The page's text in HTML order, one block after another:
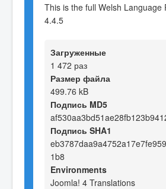
This is the full Welsh Language
4.4.5
Загруженные
1 472 раз
Размер файла
499.76 kB
Подпись MD5
Подпись SHA1
1b8
Environments
Joomla! 4 Translations